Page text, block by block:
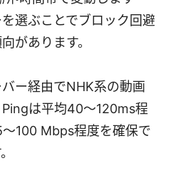
選ぶことでブロック回避
があります。
ー経由でNHK系の動画
は平均40〜120ms程
100 Mbps程度を確保で